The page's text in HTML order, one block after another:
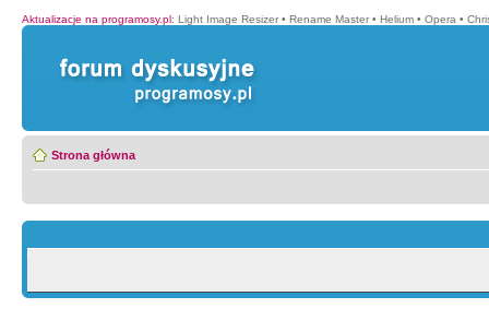
Aktualizacje na programosy.pl: Light Image Resizer • Rename Master • Helium • Opera •
Strona główna